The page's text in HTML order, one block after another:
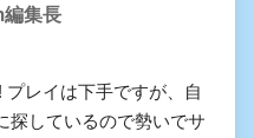
集長
レイは下手ですが、自
探しているので勢いでサ